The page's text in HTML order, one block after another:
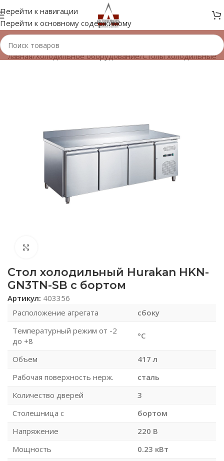
Перейти к навигации
Перейти к основному содержимому
Главная/Холодильное оборудование/Столы холодильные
Стол холодильный Hurakan HKN-
GN3TN-SB с бортом
Артикул: 403356
Расположение агрегата
сбоку
Температурный режим от -2
до +8
°С
Объем
417 л
Рабочая поверхность нерж.
сталь
Количество дверей
3
Столешница с
бортом
Напряжение
220 В
Мощность
0.23 кВт